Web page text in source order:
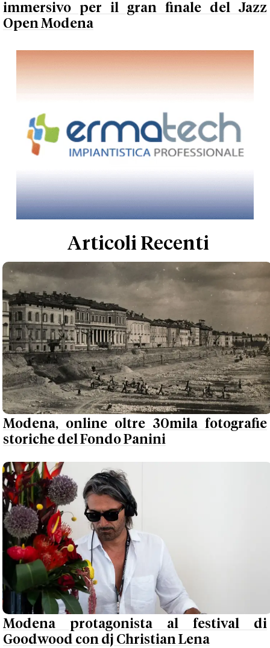
immersivo per il gran finale del Jazz
Open Modena
Articoli Recenti
Modena, online oltre 30mila fotografie
storiche del Fondo Panini
Modena protagonista al festival di
Goodwood con dj Christian Lena